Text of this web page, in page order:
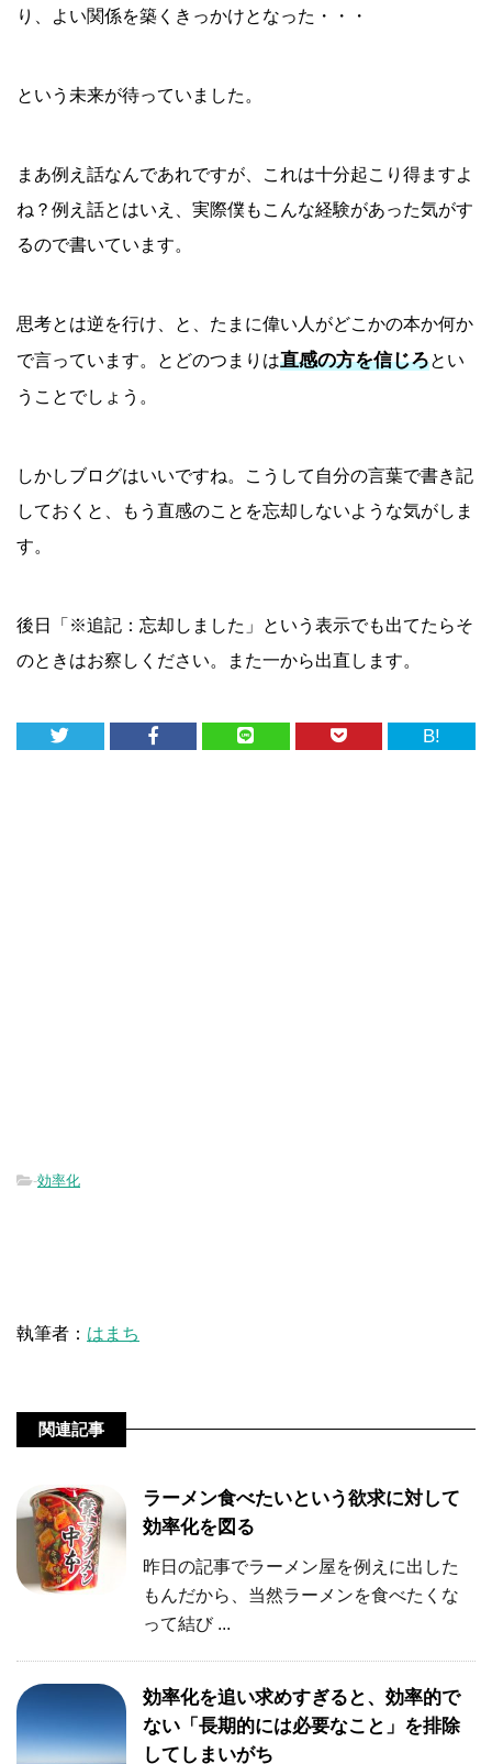
り、よい関係を築くきっかけとなった・・・
という未来が待っていました。
まあ例え話なんであれですが、これは十分起こり得ますよ
ね？例え話とはいえ、実際僕もこんな経験があった気がす
るので書いています。
思考とは逆を行け、と、たまに偉い人がどこかの本か何か
で言っています。とどのつまりは直感の方を信じろとい
うことでしょう。
しかしブログはいいですね。こうして自分の言葉で書き記
しておくと、もう直感のことを忘却しないような気がしま
す。
後日「※追記：忘却しました」という表示でも出てたらそ
のときはお察しください。また一から出直します。
B!
-効率化
執筆者： はまち
関連記事
ラーメン食べたいという欲求に対して
効率化を図る
昨日の記事でラーメン屋を例えに出した
もんだから、当然ラーメンを食べたくな
って結び ...
効率化を追い求めすぎると、効率的で
ない「長期的には必要なこと」を排除
してしまいがち